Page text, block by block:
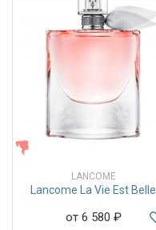
LANCOME
Lancome La Vie Est Belle
от 6 580 ₽